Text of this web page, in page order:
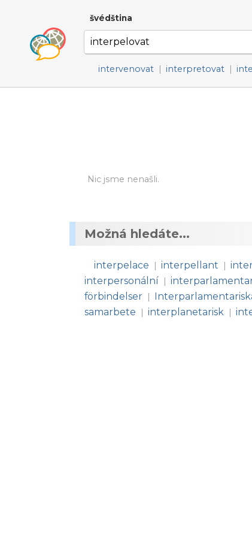
švédština
intervenovat | interpretovat |
Nic jsme nenašli.
Možná hledáte...
interpelace | interpellant |
interpersonální |
förbindelser
|
samarbete
| interplanetarisk |